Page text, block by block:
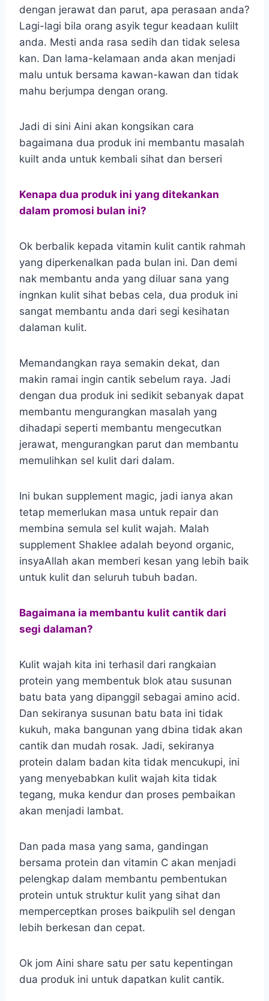
dengan jerawat dan parut, apa perasaan anda?
Lagi-lagi bila orang asyik tegur keadaan kulilt
anda. Mesti anda rasa sedih dan tidak selesa
kan. Dan lama-kelamaan anda akan menjadi
malu untuk bersama kawan-kawan dan tidak
mahu berjumpa dengan orang.
Jadi di sini Aini akan kongsikan cara
bagaimana dua produk ini membantu masalah
kuilt anda untuk kembali sihat dan berseri
Kenapa dua produk ini yang ditekankan
dalam promosi bulan ini?
Ok berbalik kepada vitamin kulit cantik rahmah
yang diperkenalkan pada bulan ini. Dan demi
nak membantu anda yang diluar sana yang
ingnkan kulit sihat bebas cela, dua produk ini
sangat membantu anda dari segi kesihatan
dalaman kulit.
Memandangkan raya semakin dekat, dan
makin ramai ingin cantik sebelum raya. Jadi
dengan dua produk ini sedikit sebanyak dapat
membantu mengurangkan masalah yang
dihadapi seperti membantu mengecutkan
jerawat, mengurangkan parut dan membantu
memulihkan sel kulit dari dalam.
Ini bukan supplement magic, jadi ianya akan
tetap memerlukan masa untuk repair dan
membina semula sel kulit wajah. Malah
supplement Shaklee adalah beyond organic,
insyaAllah akan memberi kesan yang lebih baik
untuk kulit dan seluruh tubuh badan.
Bagaimana ia membantu kulit cantik dari
segi dalaman?
Kulit wajah kita ini terhasil dari rangkaian
protein yang membentuk blok atau susunan
batu bata yang dipanggil sebagai amino acid.
Dan sekiranya susunan batu bata ini tidak
kukuh, maka bangunan yang dbina tidak akan
cantik dan mudah rosak. Jadi, sekiranya
protein dalam badan kita tidak mencukupi, ini
yang menyebabkan kulit wajah kita tidak
tegang, muka kendur dan proses pembaikan
akan menjadi lambat.
Dan pada masa yang sama, gandingan
bersama protein dan vitamin C akan menjadi
pelengkap dalam membantu pembentukan
protein untuk struktur kulit yang sihat dan
memperceptkan proses baikpulih sel dengan
lebih berkesan dan cepat.
Ok jom Aini share satu per satu kepentingan
dua produk ini untuk dapatkan kulit cantik.